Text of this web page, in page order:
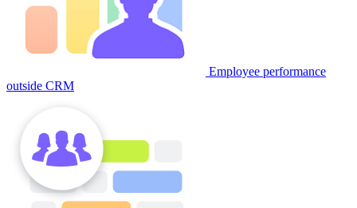
Employee performance
outside CRM